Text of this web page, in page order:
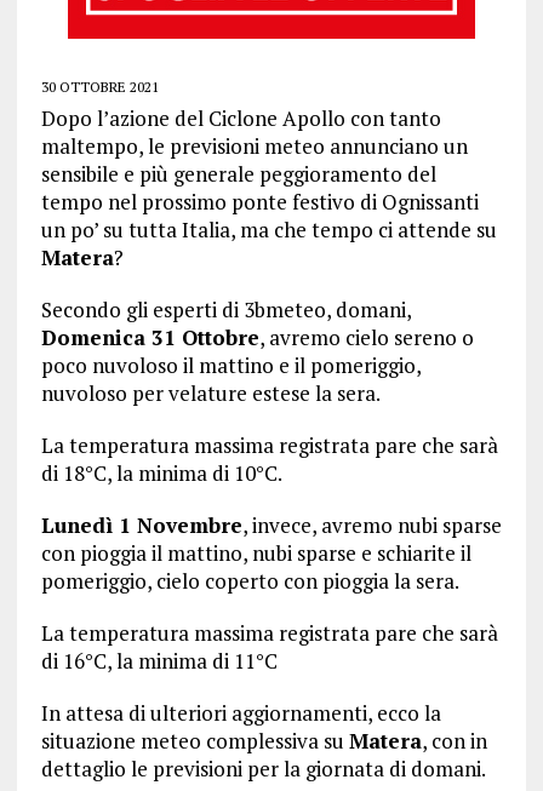
30 OTTOBRE 2021
Dopo l’azione del Ciclone Apollo con tanto
maltempo, le previsioni meteo annunciano un
sensibile e più generale peggioramento del
tempo nel prossimo ponte festivo di Ognissanti
un po’ su tutta Italia, ma che tempo ci attende su
Matera?
Secondo gli esperti di 3bmeteo, domani,
Domenica 31 Ottobre, avremo cielo sereno o
poco nuvoloso il mattino e il pomeriggio,
nuvoloso per velature estese la sera.
La temperatura massima registrata pare che sarà
di 18°C, la minima di 10°C.
Lunedì 1 Novembre, invece, avremo nubi sparse
con pioggia il mattino, nubi sparse e schiarite il
pomeriggio, cielo coperto con pioggia la sera.
La temperatura massima registrata pare che sarà
di 16°C, la minima di 11°C
In attesa di ulteriori aggiornamenti, ecco la
situazione meteo complessiva su Matera, con in
dettaglio le previsioni per la giornata di domani.